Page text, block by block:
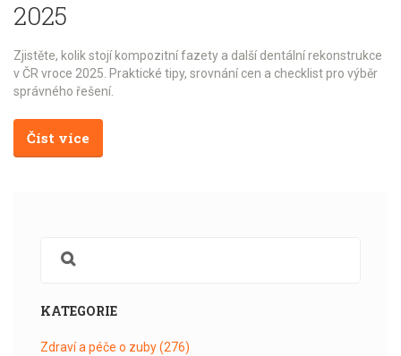
2025
Zjistěte, kolik stojí kompozitní fazety a další dentální rekonstrukce
v ČR vroce 2025. Praktické tipy, srovnání cen a checklist pro výběr
správného řešení.
Číst více
KATEGORIE
Zdraví a péče o zuby(276)